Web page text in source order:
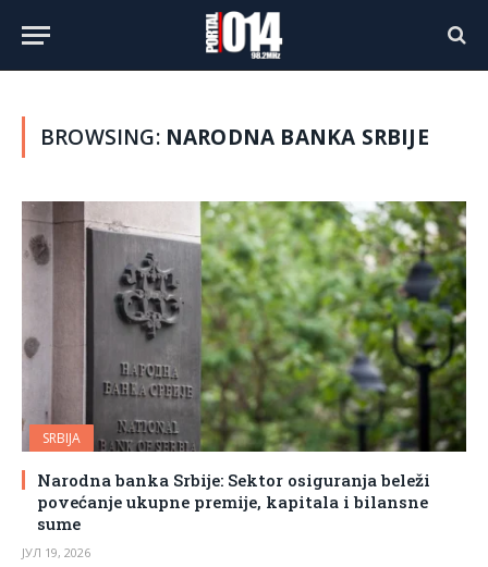
BROWSING: NARODNA BANKA SRBIJE
SRBIJA
Narodna banka Srbije: Sektor osiguranja beleži
povećanje ukupne premije, kapitala i bilansne
sume
ЈУЛ 19, 2026